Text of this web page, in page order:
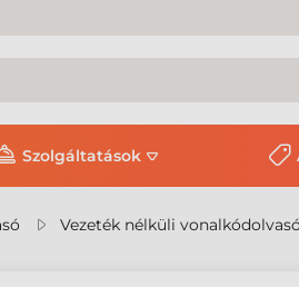
Szolgáltatások
Vezeték nélküli